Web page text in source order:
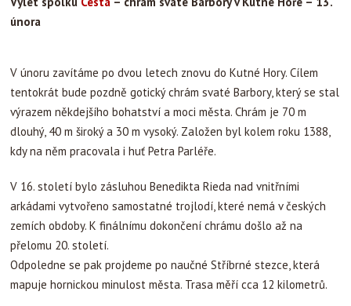
února
V únoru zavítáme po dvou letech znovu do Kutné Hory. Cílem
tentokrát bude pozdně gotický chrám svaté Barbory, který se stal
výrazem někdejšího bohatství a moci města. Chrám je 70 m
dlouhý, 40 m široký a 30 m vysoký. Založen byl kolem roku 1388,
kdy na něm pracovala i huť Petra Parléře.
V 16. století bylo zásluhou Benedikta Rieda nad vnitřními
arkádami vytvořeno samostatné trojlodí, které nemá v českých
zemích obdoby. K finálnímu dokončení chrámu došlo až na
přelomu 20. století.
Odpoledne se pak projdeme po naučné Stříbrné stezce, která
mapuje hornickou minulost města. Trasa měří cca 12 kilometrů.